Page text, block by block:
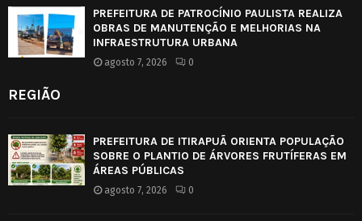
PREFEITURA DE PATROCÍNIO PAULISTA REALIZA
OBRAS DE MANUTENÇÃO E MELHORIAS NA
INFRAESTRUTURA URBANA
agosto 7, 2026 0
REGIÃO
PREFEITURA DE ITIRAPUÃ ORIENTA POPULAÇÃO
SOBRE O PLANTIO DE ÁRVORES FRUTÍFERAS EM
ÁREAS PÚBLICAS
agosto 7, 2026 0